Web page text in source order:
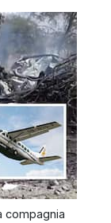
compagnia